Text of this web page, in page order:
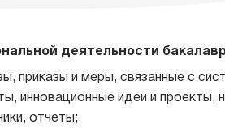
деятельности
приказы и меры, связанные с
инновационные идеи и проекты,
отчеты;